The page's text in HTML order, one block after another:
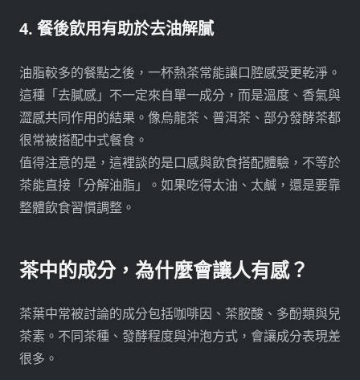
4. 餐後飲用有助於去油解膩
油脂較多的餐點之後，一杯熱茶常能讓口腔感受更乾淨。
這種「去膩感」不一定來自單一成分，而是溫度、香氣與
澀感共同作用的結果。像烏龍茶、普洱茶、部分發酵茶都
很常被搭配中式餐食。
值得注意的是，這裡談的是口感與飲食搭配體驗，不等於
茶能直接「分解油脂」。如果吃得太油、太鹹，還是要靠
整體飲食習慣調整。
茶中的成分，為什麼會讓人有感？
茶葉中常被討論的成分包括咖啡因、茶胺酸、多酚類與兒
茶素。不同茶種、發酵程度與沖泡方式，會讓成分表現差
很多。